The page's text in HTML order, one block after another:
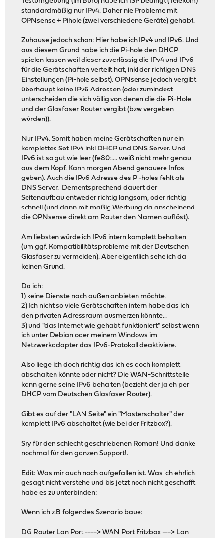
standardmäßig nur IPv4. Daher nie Probleme mit
OPNsense + Pihole (zwei verschiedene Geräte) gehabt.
Zuhause jedoch schon: Hier habe ich IPv4 und IPv6. Und
aus diesem Grund habe ich die Pi-hole den DHCP
spielen lassen weil dieser zuverlässig die IPv4 und IPv6
für die Gerätschaften verteilt hat, inkl der richtigen DNS
Einstellungen (Pi-hole selbst). OPNsense jedoch vergibt
überhaupt keine IPv6 Adressen (oder zumindest
unterscheiden die sich völlig von denen die die Pi-Hole
und der Glasfaser Router vergibt (bzw vergeben
würden)).
Nur IPv4. Somit haben meine Gerätschaften nur ein
komplettes Set IPv4 inkl DHCP und DNS Server. Und
IPv6 ist so gut wie leer (fe80:.... weiß nicht mehr genau
aus dem Kopf. Kann morgen Abend genauere Infos
geben). Auch die IPv6 Adresse des Pi-holes fehlt als
DNS Server. Dementsprechend dauert der
Seitenaufbau entweder richtig langsam, oder richtig
schnell (und dann mit maßig Werbung da anscheinend
die OPNsense direkt am Router den Namen auflöst).
Am liebsten würde ich IPv6 intern komplett behalten
(um ggf. Kompatibilitätsprobleme mit der Deutschen
Glasfaser zu vermeiden). Aber eigentlich sehe ich da
keinen Grund.
Da ich:
1) keine Dienste nach außen anbieten möchte.
2) Ich nicht so viele Gerätschaften intern habe das ich
den privaten Adressraum ausmerzen könnte...
3) und "das Internet wie gehabt funktioniert" selbst wenn
ich unter Debian oder meinem Windows im
Netzwerkadapter das IPv6-Protokoll deaktiviere.
Also liege ich doch richtig das ich es doch komplett
abschalten könnte oder nicht? Die WAN-Schnittstelle
kann gerne seine IPv6 behalten (bezieht der ja eh per
DHCP vom Deutschen Glasfaser Router).
Gibt es auf der "LAN Seite" ein "Masterschalter" der
komplett IPv6 abschaltet (wie bei der Fritzbox?).
Sry für den schlecht geschriebenen Roman! Und danke
nochmal für den ganzen Support!.
Edit: Was mir auch noch aufgefallen ist. Was ich ehrlich
gesagt nicht verstehe und bis jetzt noch nicht geschafft
habe es zu unterbinden:
Wenn ich z.B folgendes Szenario baue:
DG Router Lan Port ----> WAN Port Fritzbox ---> Lan